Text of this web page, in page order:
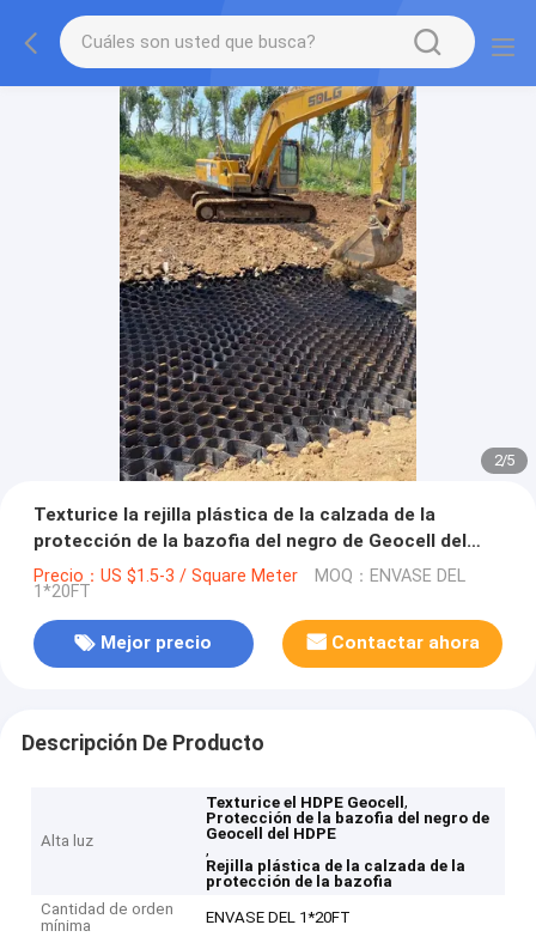
2/5
Texturice la rejilla plástica de la calzada de la
protección de la bazofia del negro de Geocell del
HDPE
Precio：US $1.5-3 / Square Meter MOQ：ENVASE DEL
1*20FT
Mejor precio Contactar ahora
Descripción De Producto
Alta luz
Texturice el HDPE Geocell,
Protección de la bazofia del negro de
Geocell del HDPE
,
Rejilla plástica de la calzada de la
protección de la bazofia
Cantidad de orden
mínima
ENVASE DEL 1*20FT